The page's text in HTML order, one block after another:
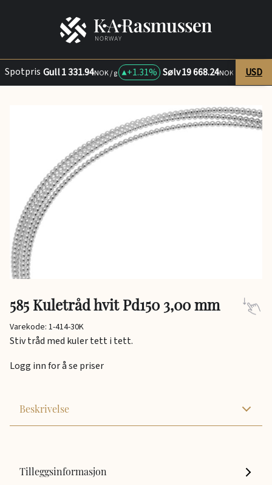
Spotpris Gull1 331.94NOK / g +1.31% Sølv19 668.24NOK / kg +
USD
585 Kuletråd hvit Pd150 3,00 mm
Varekode: 1-414-30K
Stiv tråd med kuler tett i tett.
Logg inn for å se priser
Beskrivelse
Tilleggsinformasjon